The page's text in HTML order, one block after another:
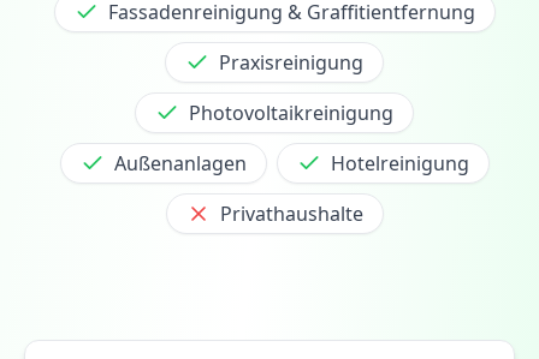
Fassadenreinigung & Graffitientfernung
Praxisreinigung
Photovoltaikreinigung
Außenanlagen
Hotelreinigung
Privathaushalte